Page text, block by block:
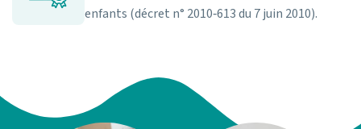
enfants (décret n° 2010‑613 du 7 juin 2010).